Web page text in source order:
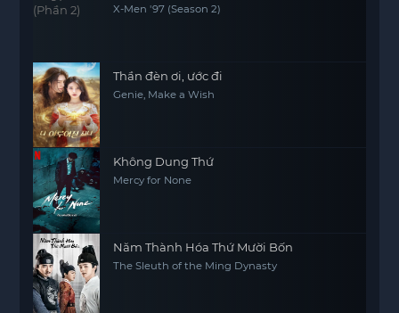
X-Men '97 (Season 2)
Thần đèn ơi, ước đi
Genie, Make a Wish
Không Dung Thứ
Mercy for None
Năm Thành Hóa Thứ Mười Bốn
The Sleuth of the Ming Dynasty